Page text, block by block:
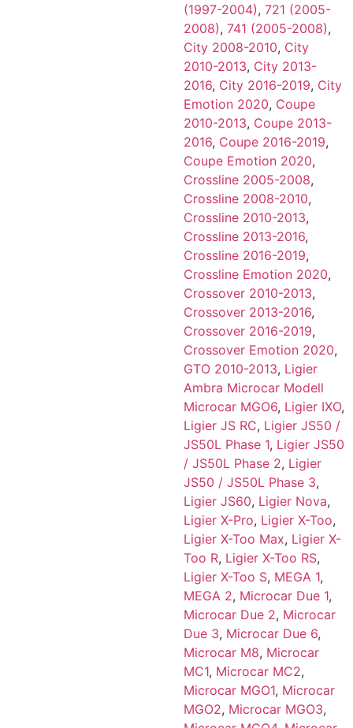
(1997-2004), 721 (2005-
2008), 741 (2005-2008),
City 2008-2010, City
2010-2013, City 2013-
2016, City 2016-2019, City
Emotion 2020, Coupe
2010-2013, Coupe 2013-
2016, Coupe 2016-2019,
Coupe Emotion 2020,
Crossline 2005-2008,
Crossline 2008-2010,
Crossline 2010-2013,
Crossline 2013-2016,
Crossline 2016-2019,
Crossline Emotion 2020,
Crossover 2010-2013,
Crossover 2013-2016,
Crossover 2016-2019,
Crossover Emotion 2020,
GTO 2010-2013, Ligier
Ambra Microcar Modell
Microcar MGO6, Ligier IXO,
Ligier JS RC, Ligier JS50 /
JS50L Phase 1, Ligier JS50
/ JS50L Phase 2, Ligier
JS50 / JS50L Phase 3,
Ligier JS60, Ligier Nova,
Ligier X-Pro, Ligier X-Too,
Ligier X-Too Max, Ligier X-
Too R, Ligier X-Too RS,
Ligier X-Too S, MEGA 1,
MEGA 2, Microcar Due 1,
Microcar Due 2, Microcar
Due 3, Microcar Due 6,
Microcar M8, Microcar
MC1, Microcar MC2,
Microcar MGO1, Microcar
MGO2, Microcar MGO3,